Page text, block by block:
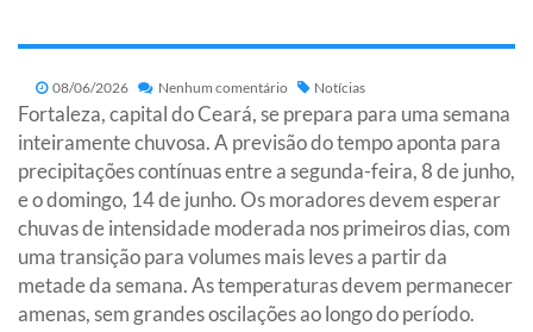
08/06/2026 Nenhum comentário Notícias
Fortaleza, capital do Ceará, se prepara para uma semana
inteiramente chuvosa. A previsão do tempo aponta para
precipitações contínuas entre a segunda-feira, 8 de junho,
e o domingo, 14 de junho. Os moradores devem esperar
chuvas de intensidade moderada nos primeiros dias, com
uma transição para volumes mais leves a partir da
metade da semana. As temperaturas devem permanecer
amenas, sem grandes oscilações ao longo do período.